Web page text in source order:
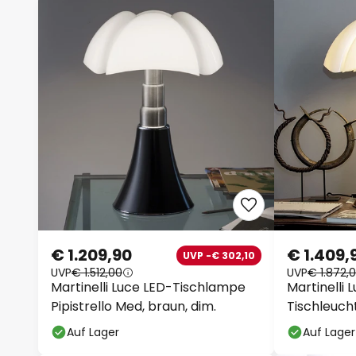
Martinelli Luce LED-Tischlampe
Pipistrello Med, braun, dim.
€ 1.209,90 UVP -€ 302,10
UVP€ 1.512,00
Auf Lager
Martinelli
€
UVP€
Auf Lager